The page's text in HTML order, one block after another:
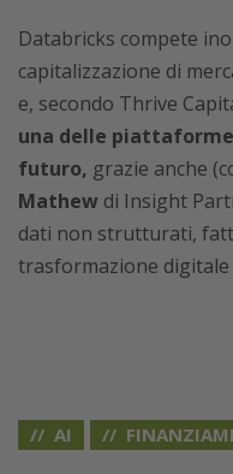
Databricks compete
capitalizzazione di
e, secondo Thrive
una delle
futuro, grazie anche
Mathew di Insight
dati non strutturati,
trasformazione
AI